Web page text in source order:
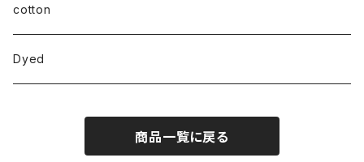
cotton
Dyed
商品一覧に戻る